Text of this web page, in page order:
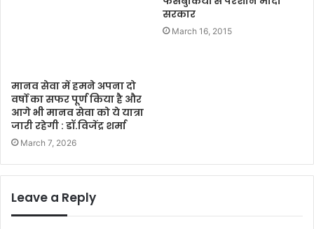
मानव सेवा में हमने अपना दो
वर्षो का सफर पूर्ण किया है और
आगे भी मानव सेवा को ये यात्रा
जारी रहेगी : डॉ.विजेंद्र शर्मा
March 7, 2026
सरकार
March 16, 2015
Leave a Reply